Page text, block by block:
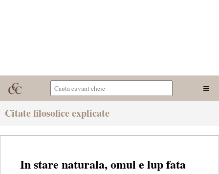
Citate filosofice explicate
In stare naturala, omul e lup fata